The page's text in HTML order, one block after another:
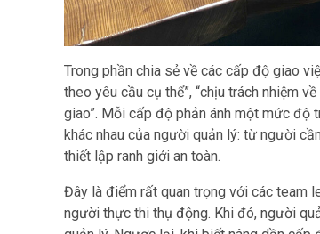
Trong phần chia sẻ về các cấp độ giao
theo yêu cầu cụ thể”, “chịu trách nhiệm
giao”. Mỗi cấp độ phản ánh một mức độ
khác nhau của người quản lý: từ người
thiết lập ranh giới an toàn.
Đây là điểm rất quan trọng với các team
người thực thi thụ động. Khi đó, người